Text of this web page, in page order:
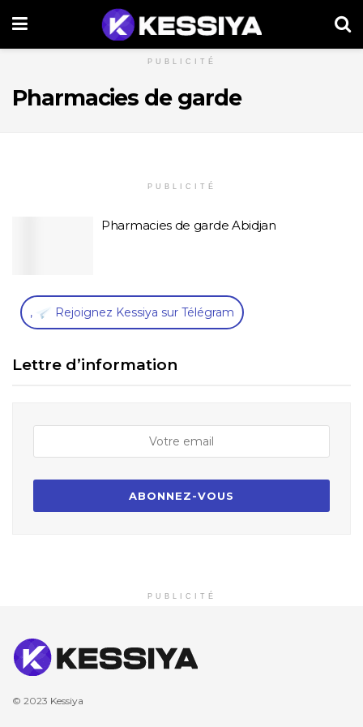
PUBLICITÉ
Pharmacies de garde
PUBLICITÉ
Pharmacies de garde Abidjan
, Rejoignez Kessiya sur Télégram
Lettre d’information
PUBLICITÉ
© 2023 Kessiya